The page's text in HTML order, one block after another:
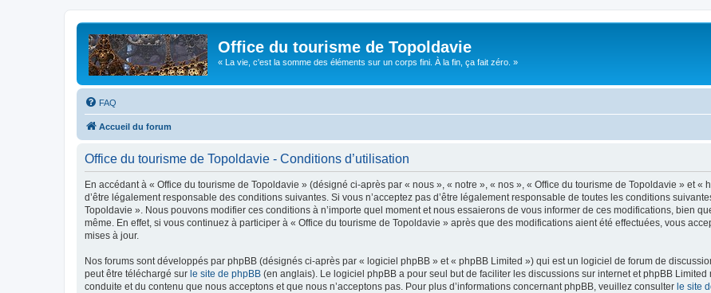
Office du tourisme de Topoldavie
« La vie, c'est la somme des éléments sur un corps fini. À la fin, ça fait zéro. »
FAQ
Accueil du forum
Office du tourisme de Topoldavie - Conditions d’utilisation
En accédant à « Office du tourisme de Topoldavie » (désigné ci-après par « nous », « notre », « nos », « Office du tourisme de Topoldavie » et
d’être légalement responsable des conditions suivantes. Si vous n’acceptez pas d’être légalement responsable de toutes les conditions
Topoldavie ». Nous pouvons modifier ces conditions à n’importe quel moment et nous essaierons de vous informer de ces modifications, bien
même. En effet, si vous continuez à participer à « Office du tourisme de Topoldavie » après que des modifications aient été effectuées, vous
mises à jour.
Nos forums sont développés par phpBB (désignés ci-après par « logiciel phpBB » et « phpBB Limited ») qui est un logiciel de forum de
peut être téléchargé sur le site de phpBB (en anglais). Le logiciel phpBB a pour seul but de faciliter les discussions sur internet et phpBB
conduite et du contenu que nous acceptons et que nous n’acceptons pas. Pour plus d’informations concernant phpBB, veuillez consulter le site